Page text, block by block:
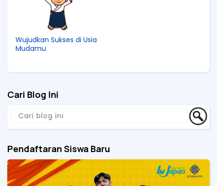
Wujudkan Sukses di Usia
Mudamu
Cari Blog Ini
Pendaftaran Siswa Baru